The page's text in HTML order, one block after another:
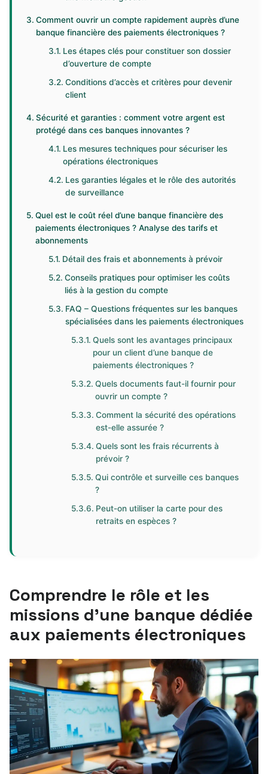
Comment ouvrir un compte rapidement auprès d’une
banque financière des paiements électroniques ?
Les étapes clés pour constituer son dossier
d’ouverture de compte
Conditions d’accès et critères pour devenir
client
Sécurité et garanties : comment votre argent est
protégé dans ces banques innovantes ?
Les mesures techniques pour sécuriser les
opérations électroniques
Les garanties légales et le rôle des autorités
de surveillance
Quel est le coût réel d’une banque financière des
paiements électroniques ? Analyse des tarifs et
abonnements
Détail des frais et abonnements à prévoir
Conseils pratiques pour optimiser les coûts
liés à la gestion du compte
FAQ – Questions fréquentes sur les banques
spécialisées dans les paiements électroniques
Quels sont les avantages principaux
pour un client d’une banque de
paiements électroniques ?
Quels documents faut-il fournir pour
ouvrir un compte ?
Comment la sécurité des opérations
est-elle assurée ?
Quels sont les frais récurrents à
prévoir ?
Qui contrôle et surveille ces banques
?
Peut-on utiliser la carte pour des
retraits en espèces ?
Comprendre le rôle et les
missions d’une banque dédiée
aux paiements électroniques